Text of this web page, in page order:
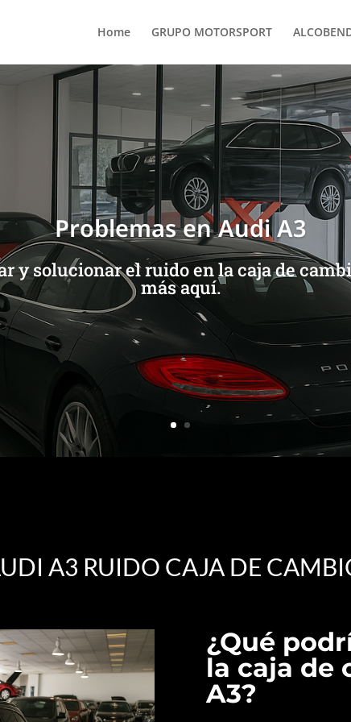
Home GRUPO MOTORSPORT
Problemas en Audi A3
y solucionar el ruido en la caja de
más aquí.
A3 RUIDO CAJA DE
¿Qué
la caja de
A3?